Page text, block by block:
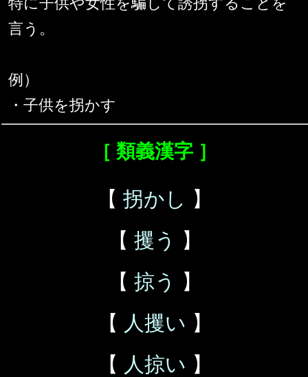
言う。
例）
・子供を拐かす
［ 類義漢字 ］
【 拐かし 】
【 攫う
】
【 掠う
】
【 人攫い 】
【 人掠い 】